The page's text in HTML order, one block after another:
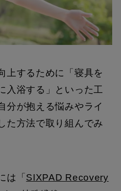
上するために「寝具を
入浴する」といった工
分が抱える悩みやライ
た方法で取り組んでみ
は「 SIXPAD Recovery